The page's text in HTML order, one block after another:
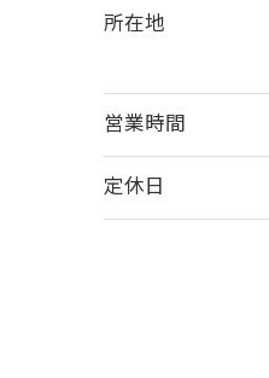
所在地
営業時間
定休日